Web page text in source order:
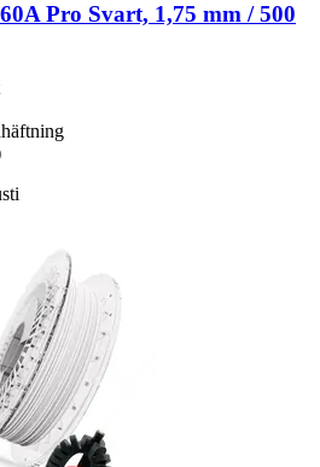
Pro Svart, 1,75 mm / 500